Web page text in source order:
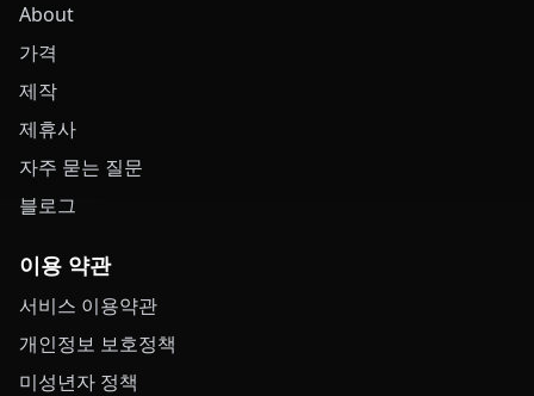
About
가격
제작
제휴사
자주 묻는 질문
블로그
이용 약관
서비스 이용약관
개인정보 보호정책
미성년자 정책